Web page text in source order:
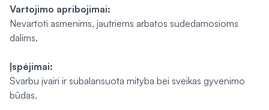
Vartojimo apribojimai:
Nevartoti asmenims, jautriems arbatos sudedamosioms
dalims.
Įspėjimai:
Svarbu įvairi ir subalansuota mityba bei sveikas gyvenimo
būdas.